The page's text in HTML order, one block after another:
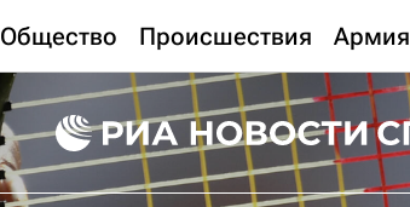
Общество Происшествия Армия